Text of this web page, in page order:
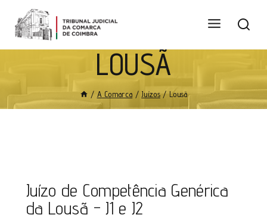
LOUSÃ
/ A Comarca / Juízos / Lousã
Juízo de Competência Genérica
da Lousã - J1 e J2